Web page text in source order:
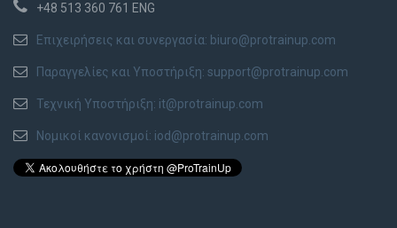
+48 513 360 761 ENG
Επιχειρήσεις και συνεργασία: biuro@protrainup.com
Παραγγελίες και Υποστήριξη: support@protrainup.com
Τεχνική Υποστήριξη: it@protrainup.com
Νομικοί κανονισμοί: iod@protrainup.com